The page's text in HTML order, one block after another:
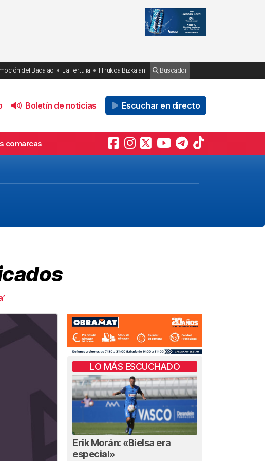
del Bacalao La Tertulia Hirukoa Bizkaian Buscador
Boletín de noticias Escuchar en directo
comarcas
LO MÁS ESCUCHADO
Erik Morán: «Bielsa era
especial»